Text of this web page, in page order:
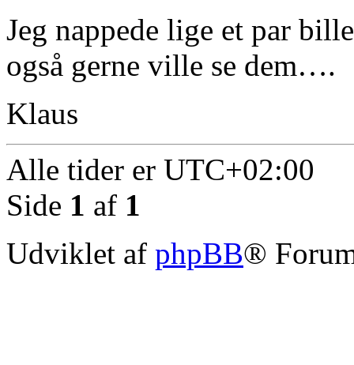
Jeg nappede lige et par
også gerne ville se dem….
Klaus
Alle tider er UTC+02:00
Side 1 af 1
Udviklet af phpBB®